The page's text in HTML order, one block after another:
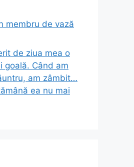
membru de vază
de ziua mea o
goală. Când am
am zâmbit…
ea nu mai